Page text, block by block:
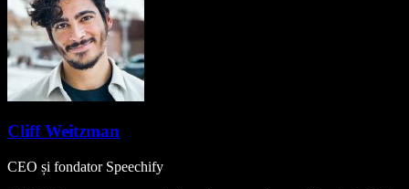
Cliff Weitzman
CEO și fondator Speechify